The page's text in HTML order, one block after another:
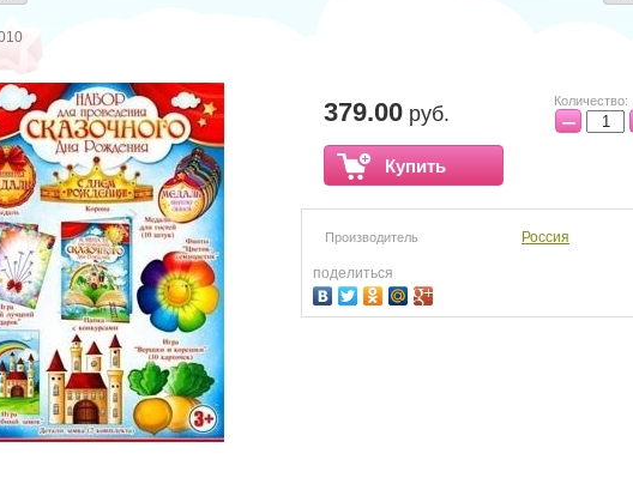
379.00 руб.
Количество:
−
Купить
Производитель Россия
поделиться